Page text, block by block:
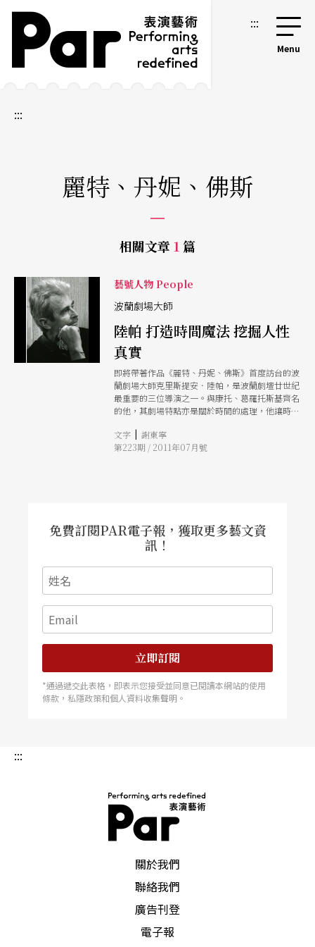
跳到主要內容區塊
網站導覽 :::
:::
麗特、丹妮、佛斯
相關文章 1 篇
藝號人物 People
波蘭劇場大師
陸帕 打造時間魔法 挖掘人性
真實
即將帶著作品《麗特、丹妮、佛斯》首度訪台的波
蘭劇場大師克里斯提安．陸帕，是波蘭劇壇廿世紀
最重要的三位導演之一。與康托、葛羅托斯基齊名
的他，其劇場特點亦是關於時間的處理，他讓時間
頓，而時間的進退處理，是為了讓出空間，表現角
色的人性部分，並用演員的寫實性，來更挖掘人物
文字 | 謝東寧
第223期 / 2011年07月號
免費訂閱PAR電子報，獲取更多藝文資
訊！
立即訂閱
*通過遞交此表格，即表示您接受並同意已閱讀本網站的使用
條款，私隱政策和個人資料收集聲明。
:::
關於我們
聯絡我們
廣告刊登
電子報